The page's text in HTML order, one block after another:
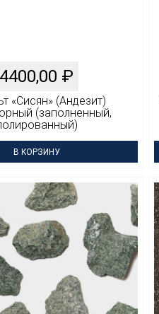
4400,00 ₽
«Сисян» (Андезит)
(заполненный,
В КОРЗИНУ